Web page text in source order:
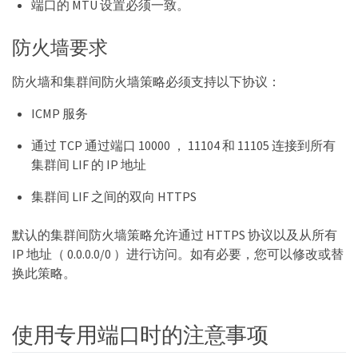
端口的 MTU 设置必须一致。
防火墙要求
防火墙和集群间防火墙策略必须支持以下协议：
ICMP 服务
通过 TCP 通过端口 10000 ， 11104 和 11105 连接到所有
集群间 LIF 的 IP 地址
集群间 LIF 之间的双向 HTTPS
默认的集群间防火墙策略允许通过 HTTPS 协议以及从所有
IP 地址（ 0.0.0.0/0 ）进行访问。如有必要，您可以修改或替
换此策略。
使用专用端口时的注意事项